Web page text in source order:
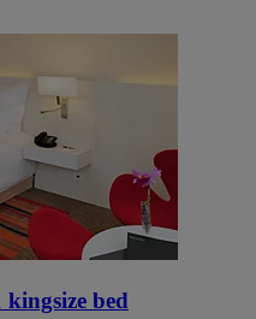
bed